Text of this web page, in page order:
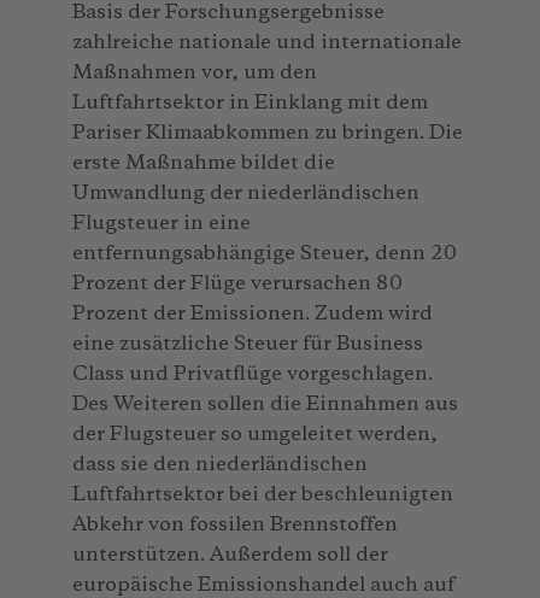
Basis der Forschungsergebnisse
zahlreiche nationale und internationale
Maßnahmen vor, um den
Luftfahrtsektor in Einklang mit dem
Pariser Klimaabkommen zu bringen. Die
erste Maßnahme bildet die
Umwandlung der niederländischen
Flugsteuer in eine
entfernungsabhängige Steuer, denn 20
Prozent der Flüge verursachen 80
Prozent der Emissionen. Zudem wird
eine zusätzliche Steuer für Business
Class und Privatflüge vorgeschlagen.
Des Weiteren sollen die Einnahmen aus
der Flugsteuer so umgeleitet werden,
dass sie den niederländischen
Luftfahrtsektor bei der beschleunigten
Abkehr von fossilen Brennstoffen
unterstützen. Außerdem soll der
europäische Emissionshandel auch auf